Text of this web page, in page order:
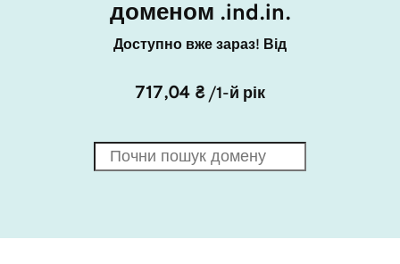
доменом .ind.in.
Доступно вже зараз! Від
717,04 ₴ /1-й рік